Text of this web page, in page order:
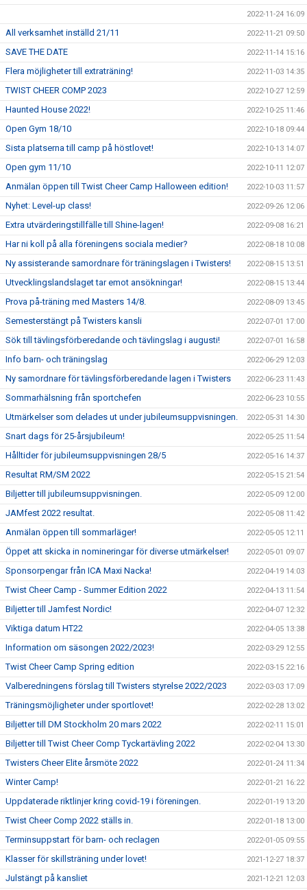
2022-11-24 16:09
All verksamhet inställd 21/11 2022-11-21 09:50
SAVE THE DATE 2022-11-14 15:16
Flera möjligheter till extraträning! 2022-11-03 14:35
TWIST CHEER COMP 2023 2022-10-27 12:59
Haunted House 2022! 2022-10-25 11:46
Open Gym 18/10 2022-10-18 09:44
Sista platserna till camp på höstlovet! 2022-10-13 14:07
Open gym 11/10 2022-10-11 12:07
Anmälan öppen till Twist Cheer Camp Halloween edition! 2022-10-03 11:57
Nyhet: Level-up class! 2022-09-26 12:06
Extra utvärderingstillfälle till Shine-lagen! 2022-09-08 16:21
Har ni koll på alla föreningens sociala medier? 2022-08-18 10:08
Ny assisterande samordnare för träningslagen i Twisters! 2022-08-15 13:51
Utvecklingslandslaget tar emot ansökningar! 2022-08-15 13:44
Prova på-träning med Masters 14/8. 2022-08-09 13:45
Semesterstängt på Twisters kansli 2022-07-01 17:00
Sök till tävlingsförberedande och tävlingslag i augusti! 2022-07-01 16:58
Info barn- och träningslag 2022-06-29 12:03
Ny samordnare för tävlingsförberedande lagen i Twisters 2022-06-23 11:43
Sommarhälsning från sportchefen 2022-06-23 10:55
Utmärkelser som delades ut under jubileumsuppvisningen. 2022-05-31 14:30
Snart dags för 25-årsjubileum! 2022-05-25 11:54
Hålltider för jubileumsuppvisningen 28/5 2022-05-16 14:37
Resultat RM/SM 2022 2022-05-15 21:54
Biljetter till jubileumsuppvisningen. 2022-05-09 12:00
JAMfest 2022 resultat. 2022-05-08 11:42
Anmälan öppen till sommarläger! 2022-05-05 12:11
Öppet att skicka in nomineringar för diverse utmärkelser! 2022-05-01 09:07
Sponsorpengar från ICA Maxi Nacka! 2022-04-19 14:03
Twist Cheer Camp - Summer Edition 2022 2022-04-13 11:54
Biljetter till Jamfest Nordic! 2022-04-07 12:32
Viktiga datum HT22 2022-04-05 13:38
Information om säsongen 2022/2023! 2022-03-29 12:55
Twist Cheer Camp Spring edition 2022-03-15 22:16
Valberedningens förslag till Twisters styrelse 2022/2023 2022-03-03 17:09
Träningsmöjligheter under sportlovet! 2022-02-28 13:02
Biljetter till DM Stockholm 20 mars 2022 2022-02-11 15:01
Biljetter till Twist Cheer Comp Tyckartävling 2022 2022-02-04 13:30
Twisters Cheer Elite årsmöte 2022 2022-01-24 11:34
Winter Camp! 2022-01-21 16:22
Uppdaterade riktlinjer kring covid-19 i föreningen. 2022-01-19 13:20
Twist Cheer Comp 2022 ställs in. 2022-01-18 13:00
Terminsuppstart för barn- och reclagen 2022-01-05 09:55
Klasser för skillsträning under lovet! 2021-12-27 18:37
Julstängt på kansliet 2021-12-21 12:03